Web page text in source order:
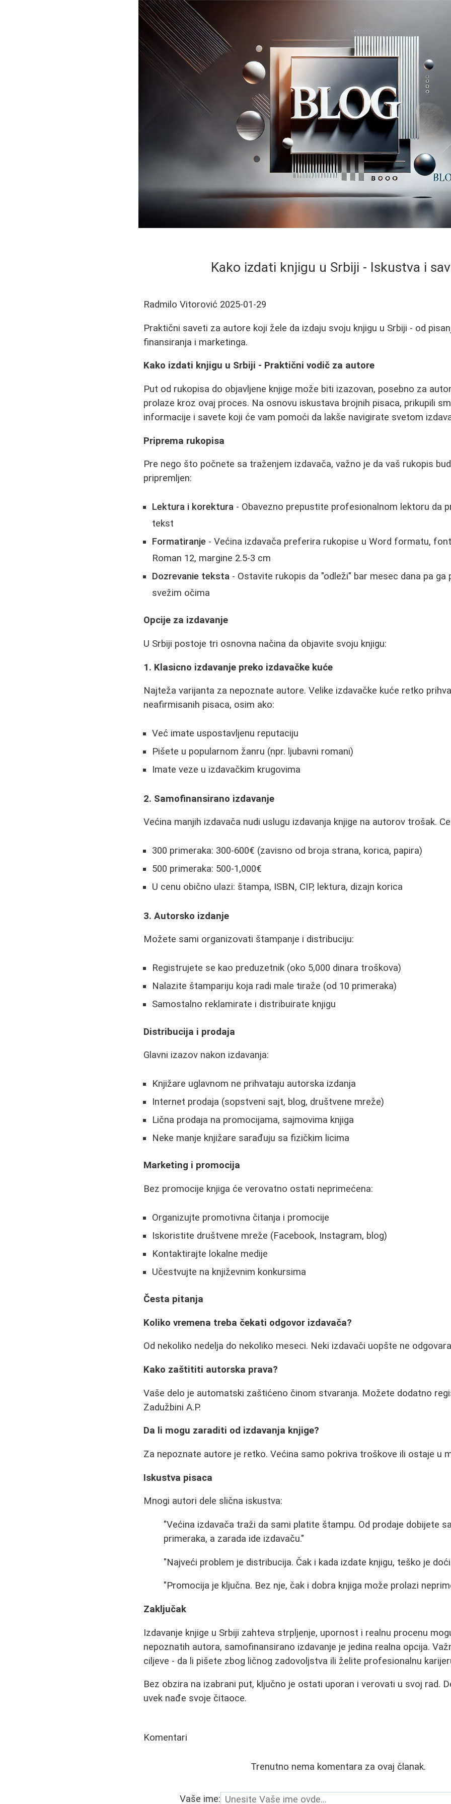
Kako izdati knjigu u Srbiji - Iskustva i
Radmilo Vitorović 2025-01-29
Praktični saveti za autore koji žele da izdaju svoju knjigu u Srbiji - od
finansiranja i marketinga.
Kako izdati knjigu u Srbiji - Praktični vodič za autore
Put od rukopisa do objavljene knjige može biti izazovan, posebno za
prolaze kroz ovaj proces. Na osnovu iskustava brojnih pisaca, prikupili
informacije i savete koji će vam pomoći da lakše navigirate svetom
Priprema rukopisa
Pre nego što počnete sa traženjem izdavača, važno je da vaš rukopis
pripremljen:
Lektura i korektura - Obavezno prepustite profesionalnom lektoru da
tekst
Formatiranje - Većina izdavača preferira rukopise u Word formatu,
Roman 12, margine 2.5-3 cm
Dozrevanie teksta - Ostavite rukopis da "odleži" bar mesec dana pa
svežim očima
Opcije za izdavanje
U Srbiji postoje tri osnovna načina da objavite svoju knjigu:
1. Klasicno izdavanje preko izdavačke kuće
Najteža varijanta za nepoznate autore. Velike izdavačke kuće retko
neafirmisanih pisaca, osim ako:
Već imate uspostavljenu reputaciju
Pišete u popularnom žanru (npr. ljubavni romani)
Imate veze u izdavačkim krugovima
2. Samofinansirano izdavanje
Većina manjih izdavača nudi uslugu izdavanja knjige na autorov trošak.
300 primeraka: 300-600€ (zavisno od broja strana, korica, papira)
500 primeraka: 500-1,000€
U cenu obično ulazi: štampa, ISBN, CIP, lektura, dizajn korica
3. Autorsko izdanje
Možete sami organizovati štampanje i distribuciju:
Registrujete se kao preduzetnik (oko 5,000 dinara troškova)
Nalazite štampariju koja radi male tiraže (od 10 primeraka)
Samostalno reklamirate i distribuirate knjigu
Distribucija i prodaja
Glavni izazov nakon izdavanja:
Knjižare uglavnom ne prihvataju autorska izdanja
Internet prodaja (sopstveni sajt, blog, društvene mreže)
Lična prodaja na promocijama, sajmovima knjiga
Neke manje knjižare sarađuju sa fizičkim licima
Marketing i promocija
Bez promocije knjiga će verovatno ostati neprimećena:
Organizujte promotivna čitanja i promocije
Iskoristite društvene mreže (Facebook, Instagram, blog)
Kontaktirajte lokalne medije
Učestvujte na književnim konkursima
Česta pitanja
Koliko vremena treba čekati odgovor izdavača?
Od nekoliko nedelja do nekoliko meseci. Neki izdavači uopšte ne
Kako zaštititi autorska prava?
Vaše delo je automatski zaštićeno činom stvaranja. Možete dodatno
Zadužbini A.P.
Da li mogu zaraditi od izdavanja knjige?
Za nepoznate autore je retko. Većina samo pokriva troškove ili ostaje u
Iskustva pisaca
Mnogi autori dele slična iskustva:
"Većina izdavača traži da sami platite štampu. Od prodaje dobijete
primeraka, a zarada ide izdavaču."
"Najveći problem je distribucija. Čak i kada izdate knjigu, teško je
"Promocija je ključna. Bez nje, čak i dobra knjiga može prolazi
Zaključak
Izdavanje knjige u Srbiji zahteva strpljenje, upornost i realnu procenu
nepoznatih autora, samofinansirano izdavanje je jedina realna opcija.
ciljeve - da li pišete zbog ličnog zadovoljstva ili želite profesionalnu
Bez obzira na izabrani put, ključno je ostati uporan i verovati u svoj rad.
uvek nađe svoje čitaoce.
Komentari
Trenutno nema komentara za ovaj članak.
Vaše ime: